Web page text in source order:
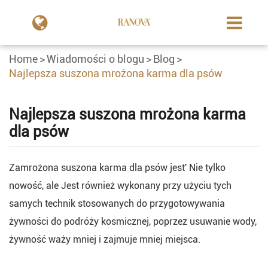
Home Wiadomości o blogu
Blog
Najlepsza suszona mrożona karma dla psów
Najlepsza suszona mrożona karma
dla psów
Zamrożona suszona karma dla psów jest' Nie tylko
nowość, ale Jest również wykonany przy użyciu tych
samych technik stosowanych do przygotowywania
żywności do podróży kosmicznej, poprzez usuwanie wody,
żywność waży mniej i zajmuje mniej miejsca.